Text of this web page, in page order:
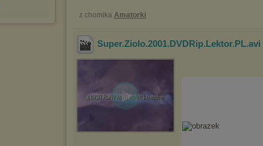
z chomika Amatorki
Super.Ziolo.2001.DVDRip.Lektor.PL.avi